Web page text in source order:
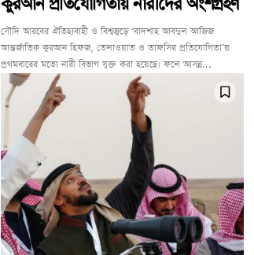
সৌদি আরবের ঐতিহ্যবাহী ও বিশ্বজুড়ে ‘বাদশাহ আবদুল আজিজ
আন্তর্জাতিক কুরআন হিফজ, তেলাওয়াত ও তাফসির প্রতিযোগিতা’য়
প্রথমবারের মতো নারী বিভাগ যুক্ত করা হয়েছে। ফলে আসন্ন...